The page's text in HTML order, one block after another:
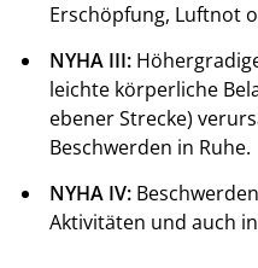
Erschöpfung, Luftnot
NYHA III:
leichte körperliche
ebener Strecke)
Beschwerden in Ruhe.
NYHA IV:
Aktivitäten und auch